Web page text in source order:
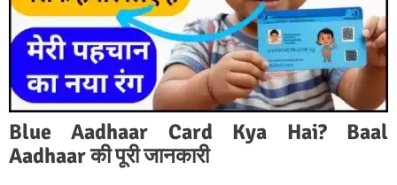
Blue Aadhaar Card Kya Hai? Baal
Aadhaar की पूरी जानकारी